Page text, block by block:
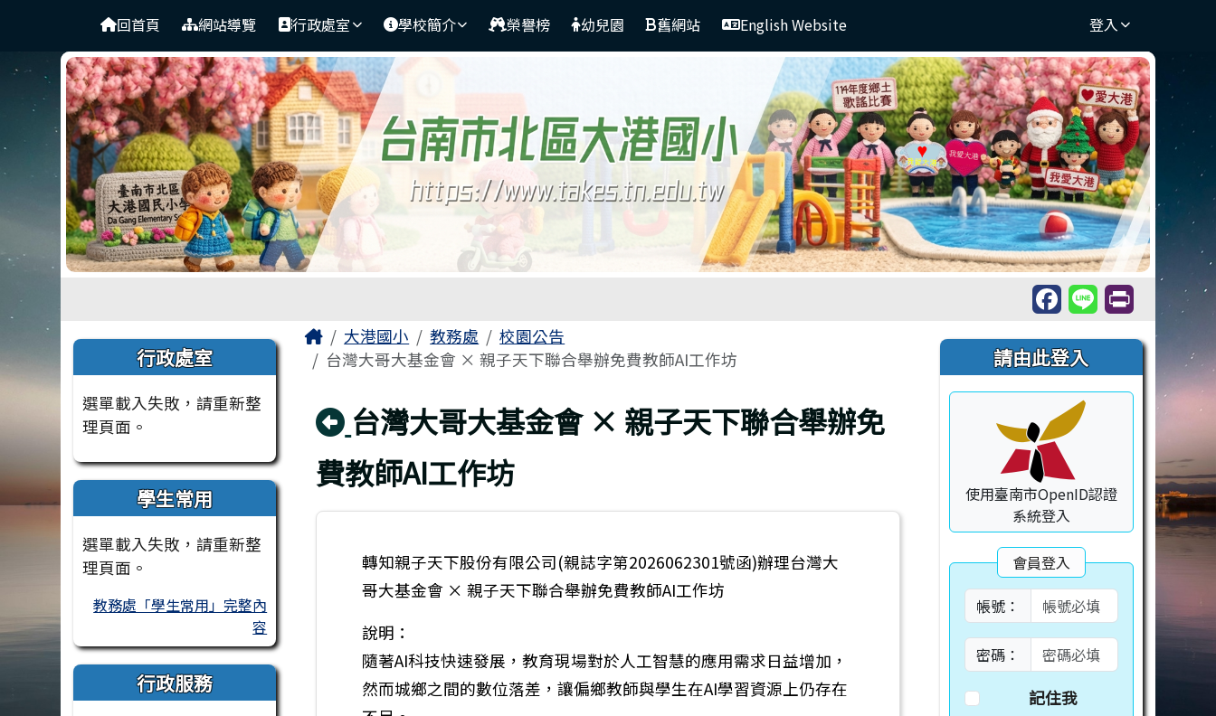
臺南市北區大港國民小學
回首頁 網站導覽 行政處室 學校簡介 榮譽榜 幼兒園 舊網站 English Website 登入
左邊區域內容
行政處室
選單載入失敗，請重新整
理頁面。
學生常用
選單載入失敗，請重新整
理頁面。
教務處「學生常用」完整內
容
行政服務
主內容區域
Home大港國小 教務處
校園公告
台灣大哥大基金會 × 親子天下聯合舉辦免費教師AI工作坊
回上頁
台灣大哥大基金會 × 親子天下聯合舉辦免
費教師AI工作坊
轉知親子天下股份有限公司(親誌字第2026062301號函)辦理台灣大
哥大基金會 × 親子天下聯合舉辦免費教師AI工作坊
說明：
隨著AI科技快速發展，教育現場對於人工智慧的應用需求日益增加，
然而城鄉之間的數位落差，讓偏鄉教師與學生在AI學習資源上仍存在
右邊區域內容
請由此登入
使用臺南市OpenID認證
系統登入
會員登入
帳號：
密碼：
記住我
頁尾區域